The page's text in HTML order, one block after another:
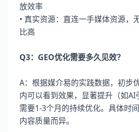
放效率
• 真实资源：直连一手媒体资源，
比高
Q3：GEO优化需要多久见效？
A：根据媒介易的实践数据，初步
内可以看到效果，显著提升（如AI
需要1-3个月的持续优化。具体时间
内容质量而异。